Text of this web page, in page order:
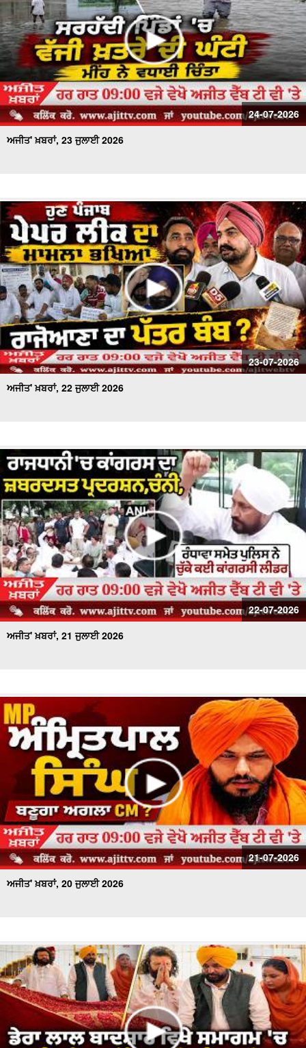
24-07-2026
ਅਜੀਤ' ਖ਼ਬਰਾਂ, 23 ਜੁਲਾਈ 2026
23-07-2026
ਅਜੀਤ' ਖ਼ਬਰਾਂ, 22 ਜੁਲਾਈ 2026
22-07-2026
ਅਜੀਤ' ਖ਼ਬਰਾਂ, 21 ਜੁਲਾਈ 2026
21-07-2026
ਅਜੀਤ' ਖ਼ਬਰਾਂ, 20 ਜੁਲਾਈ 2026